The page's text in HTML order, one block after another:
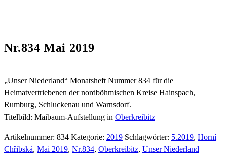
Nr.834 Mai 2019
„Unser Niederland“ Monatsheft Nummer 834 für die
Heimatvertriebenen der nordböhmischen Kreise Hainspach,
Rumburg, Schluckenau und Warnsdorf.
Titelbild: Maibaum-Aufstellung in Oberkreibitz
Artikelnummer: 834 Kategorie: 2019 Schlagwörter: 5.2019, Horní
Chřibská, Mai 2019, Nr.834, Oberkreibitz, Unser Niederland